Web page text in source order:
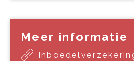
Meer informatie